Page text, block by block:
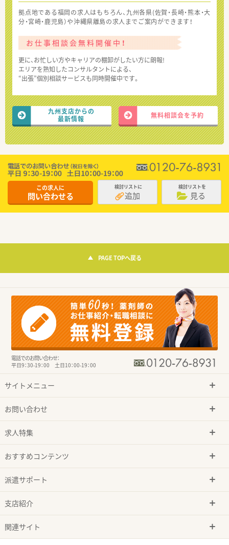
拠点地である福岡の求人はもちろん、九州各県(佐賀・長崎・熊本・大
分・宮崎・鹿児島）や沖縄県離島の求人までご案内ができます！
お仕事相談会無料開催中！
更に、お忙しい方やキャリアの棚卸がしたい方に朗報!
エリアを熟知したコンサルタントによる、
“出張”個別相談サービスも同時開催中です。
九州支店からの
最新情報
無料相談会を予約
この求人に
問い合わせる
検討リストに
追加
検討リストを
見る
PAGE TOPへ戻る
電話でのお問い合わせ：
平日9：30-19：00 土日10：00-19：00
サイトメニュー
お問い合わせ
求人特集
おすすめコンテンツ
派遣サポート
支店紹介
関連サイト